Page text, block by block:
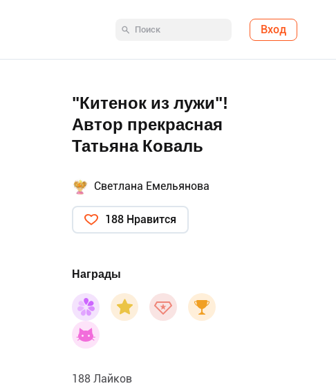
Вход
"Китенок из лужи"!
Автор прекрасная
Татьяна Коваль
Светлана Емельянова
188 Нравится
Награды
188 Лайков